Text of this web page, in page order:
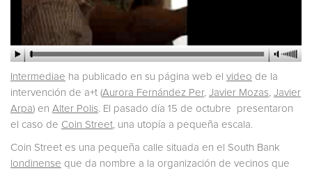
Intermediae ha publicado en su página web el video de la
intervención de a+t (Aurora Fernández Per, Javier Mozas Javier
Arpa) en Alter Polis. El pasado día 15 de octubre presentaron
el caso de Coin Street , una utopía a pequeña escala.
Coin Street es una pequeña calle situada en el South Bank
londinense que da nombre a la organización de vecinos que